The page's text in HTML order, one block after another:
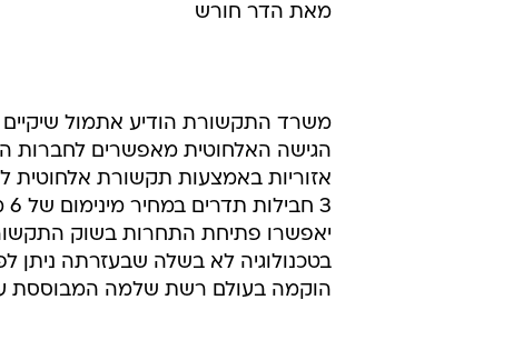
מאת הדר חורש
הגישה האלחוטית מאפשרים לחברות
אזוריות באמצעות תקשורת אלחוטית
יאפשרו פתיחת התחרות בשוק
בטכנולוגיה לא בשלה שבעזרתה ניתן
הוקמה בעולם רשת שלמה המבוססת על